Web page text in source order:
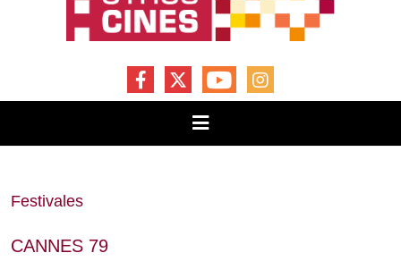
FACEBOOKYOUTUBEINSTAGRAM
Festivales
CANNES 79